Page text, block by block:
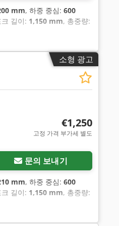
mm, 하중 중심: 600
길이: 1,150 mm, 총중량:
소형 광고
€1,250
고정 가격 부가세 별도
문의 보내기
mm, 하중 중심: 600
길이: 1,150 mm, 총중량: